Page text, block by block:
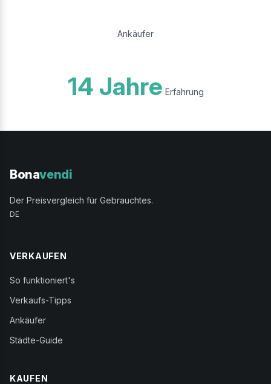
Ankäufer
14 Jahre Erfahrung
Bonavendi
Der Preisvergleich für Gebrauchtes.
DE
VERKAUFEN
So funktioniert's
Verkaufs-Tipps
Ankäufer
Städte-Guide
KAUFEN